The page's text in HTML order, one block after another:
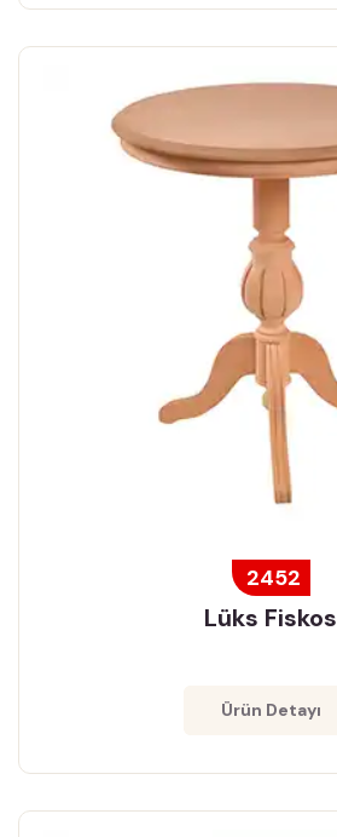
2452
Lüks Fiskos
Ürün Detayı